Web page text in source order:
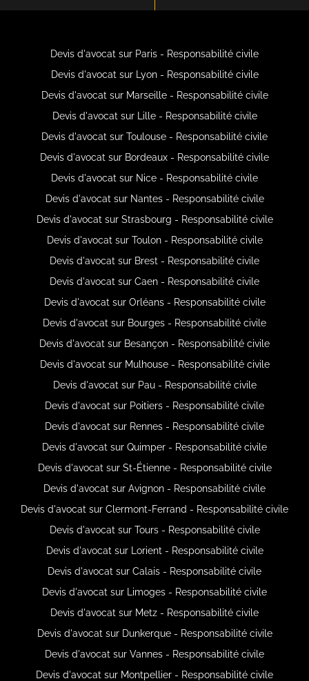
Devis d'avocat sur Paris - Responsabilité civile
Devis d'avocat sur Lyon - Responsabilité civile
Devis d'avocat sur Marseille - Responsabilité civile
Devis d'avocat sur Lille - Responsabilité civile
Devis d'avocat sur Toulouse - Responsabilité civile
Devis d'avocat sur Bordeaux - Responsabilité civile
Devis d'avocat sur Nice - Responsabilité civile
Devis d'avocat sur Nantes - Responsabilité civile
Devis d'avocat sur Strasbourg - Responsabilité civile
Devis d'avocat sur Toulon - Responsabilité civile
Devis d'avocat sur Brest - Responsabilité civile
Devis d'avocat sur Caen - Responsabilité civile
Devis d'avocat sur Orléans - Responsabilité civile
Devis d'avocat sur Bourges - Responsabilité civile
Devis d'avocat sur Besançon - Responsabilité civile
Devis d'avocat sur Mulhouse - Responsabilité civile
Devis d'avocat sur Pau - Responsabilité civile
Devis d'avocat sur Poitiers - Responsabilité civile
Devis d'avocat sur Rennes - Responsabilité civile
Devis d'avocat sur Quimper - Responsabilité civile
Devis d'avocat sur St-Étienne - Responsabilité civile
Devis d'avocat sur Avignon - Responsabilité civile
Devis d'avocat sur Clermont-Ferrand - Responsabilité civile
Devis d'avocat sur Tours - Responsabilité civile
Devis d'avocat sur Lorient - Responsabilité civile
Devis d'avocat sur Calais - Responsabilité civile
Devis d'avocat sur Limoges - Responsabilité civile
Devis d'avocat sur Metz - Responsabilité civile
Devis d'avocat sur Dunkerque - Responsabilité civile
Devis d'avocat sur Vannes - Responsabilité civile
Devis d'avocat sur Montpellier - Responsabilité civile